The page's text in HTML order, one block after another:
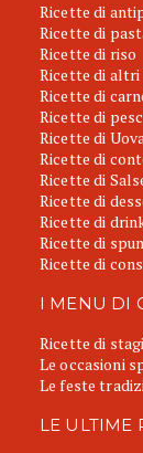
Ricette di
Ricette di
Ricette di riso
Ricette di
Ricette di
Ricette di
Ricette di
Ricette di
Ricette di
Ricette di
Ricette di
Ricette di
Ricette di
I MENU DI
Ricette di
Le occasioni
Le feste
LE ULTIME